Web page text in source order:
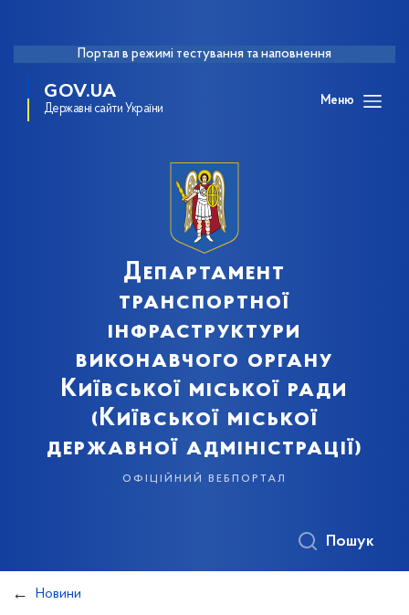
Портал в режимі тестування та наповнення
GOV.UA
Державні сайти України
Меню
Департамент
транспортної
інфраструктури
виконавчого органу
Київської міської ради
(Київської міської
державної адміністрації)
офіційний вебпортал
Пошук
Новини